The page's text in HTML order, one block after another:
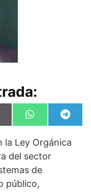
Compartir
en
W
h
t
A
p
p
en
T
e
e
la Ley Orgánica
del sector
de
público,